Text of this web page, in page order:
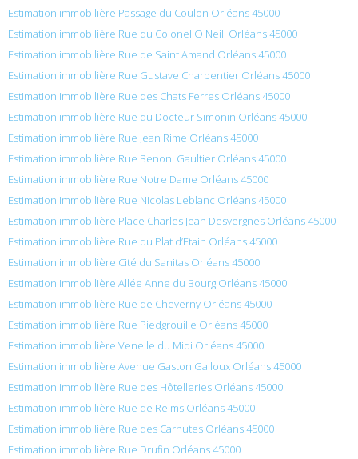
Estimation immobilière Passage du Coulon Orléans 45000
Estimation immobilière Rue du Colonel O Neill Orléans 45000
Estimation immobilière Rue de Saint Amand Orléans 45000
Estimation immobilière Rue Gustave Charpentier Orléans 45000
Estimation immobilière Rue des Chats Ferres Orléans 45000
Estimation immobilière Rue du Docteur Simonin Orléans 45000
Estimation immobilière Rue Jean Rime Orléans 45000
Estimation immobilière Rue Benoni Gaultier Orléans 45000
Estimation immobilière Rue Notre Dame Orléans 45000
Estimation immobilière Rue Nicolas Leblanc Orléans 45000
Estimation immobilière Place Charles Jean Desvergnes Orléans 45000
Estimation immobilière Rue du Plat d’Etain Orléans 45000
Estimation immobilière Cité du Sanitas Orléans 45000
Estimation immobilière Allée Anne du Bourg Orléans 45000
Estimation immobilière Rue de Cheverny Orléans 45000
Estimation immobilière Rue Piedgrouille Orléans 45000
Estimation immobilière Venelle du Midi Orléans 45000
Estimation immobilière Avenue Gaston Galloux Orléans 45000
Estimation immobilière Rue des Hôtelleries Orléans 45000
Estimation immobilière Rue de Reims Orléans 45000
Estimation immobilière Rue des Carnutes Orléans 45000
Estimation immobilière Rue Drufin Orléans 45000